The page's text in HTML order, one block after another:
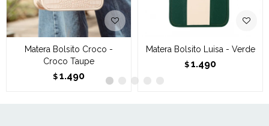
Matera Bolsito Croco -
Croco Taupe
$ 1.490
Matera Bolsito Luisa - Verde
$ 1.490